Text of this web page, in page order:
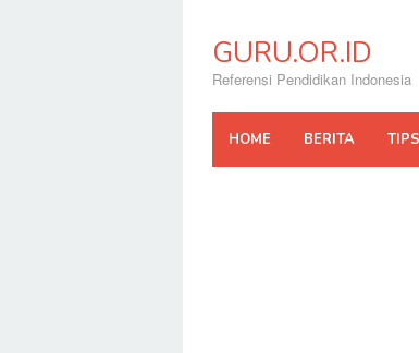
contentGURU.OR.ID
Referensi Pendidikan Indonesia
HOME BERITA